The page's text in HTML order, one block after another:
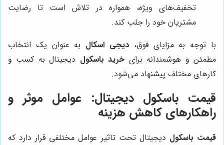
تخفیف‌های ویژه، همواره در تلاش است تا رضایت
مشتریان خود را جلب کند.
با توجه به مزایای فوق، دیجی اسکال به عنوان یک انتخاب
مطمئن و هوشمندانه برای خرید باسکول دیجیتال به کسب و
کارهای مختلف پیشنهاد می‌شود.
قیمت باسکول دیجیتال: عوامل موثر و
راهکارهای کاهش هزینه
قیمت باسکول دیجیتال تحت تاثیر عوامل مختلفی قرار دارد که